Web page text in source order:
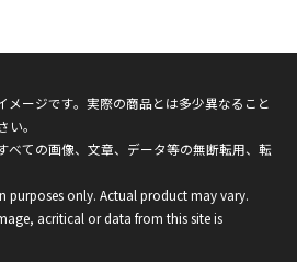
ージです。実際の商品とは多少異なること
。
ての画像、文章、データ等の無断転用、転
purposes only. Actual product may vary.
acritical or data from this site is